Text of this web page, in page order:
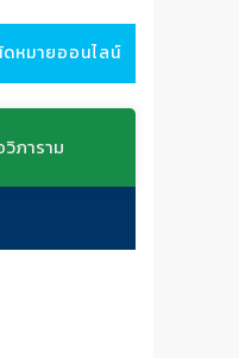
ดหมายออนไลน์
วิภาราม